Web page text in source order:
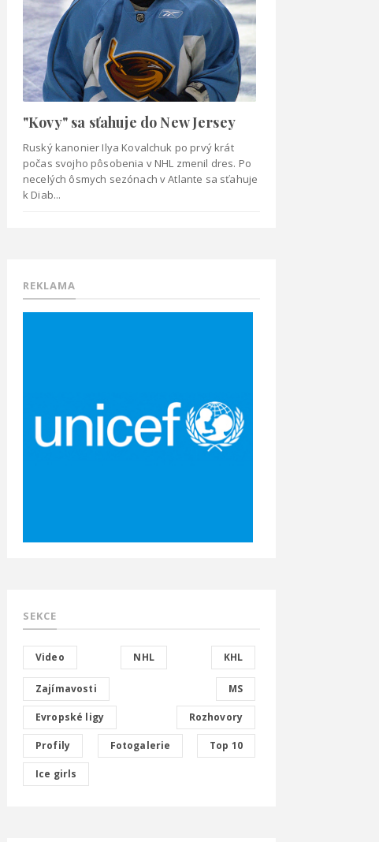
"Kovy" sa sťahuje do New Jersey
Ruský kanonier Ilya Kovalchuk po prvý krát
počas svojho pôsobenia v NHL zmenil dres. Po
necelých ôsmych sezónach v Atlante sa sťahuje
k Diab...
REKLAMA
SEKCE
Video NHL KHL
Zajímavosti MS
Evropské ligy Rozhovory
Profily Fotogalerie Top 10
Ice girls